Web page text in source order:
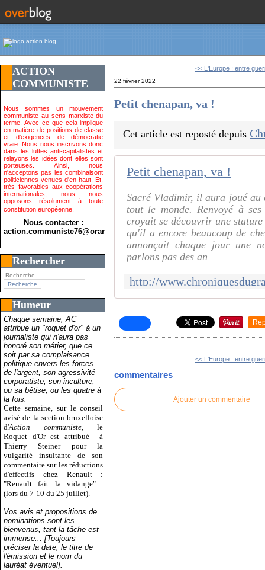
ACTION
COMMUNISTE
Nous sommes un mouvement
communiste au sens marxiste du
terme. Avec ce que cela implique
en matière de positions de classe
et d'exigences de démocratie
vraie. Nous nous inscrivons donc
dans les luttes anti-capitalistes et
relayons les idées dont elles sont
porteuses. Ainsi, nous
n'acceptons pas les combinaisont
politiciennes venues d'en-haut. Et,
très favorables aux coopérations
internationales, nous nous
opposons résolument à toute
constitution européenne.
Nous contacter :
action.communiste76@orange.fr>
Rechercher
Humeur
Chaque semaine, AC
attribue un "roquet d'or" à un
journaliste qui n'aura pas
honoré son métier, que ce
soit par sa complaisance
politique envers les forces
de l'argent, son agressivité
corporatiste, son inculture,
ou sa bêtise, ou les quatre à
la fois.
Cette semaine, sur le conseil
avisé de la section bruxelloise
d'Action communiste , le
Roquet d'Or est attribué
à
Thierry Steiner pour la
vulgarité insultante de son
commentaire sur les réductions
d'effectifs chez Renault :
"Renault fait la vidange"...
(lors du 7-10 du 25 juillet).
Vos avis et propositions de
nominations sont les
bienvenus, tant la tâche est
immense... [Toujours
préciser la date, le titre de
l'émission et le nom du
lauréat éventuel].
<< L'Europe : entre
22 février 2022
Petit chenapan, va !
Cet article est reposté depuis
Petit chenapan, va !
Sacré Vladimir, il aura joué au
tout le monde. Renvoyé à
croyait se découvrir une
qu'il a encore beaucoup de
annonçait chaque jour une
parlons pas des an
<< L'Europe : entre
commentaires
Ajouter un commentaire